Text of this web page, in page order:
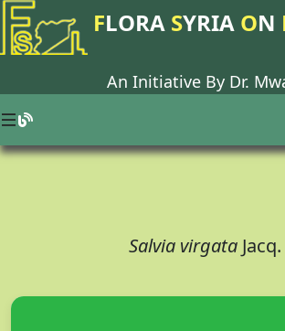
FLORA SYRIA ON
An Initiative By Dr.
Salvia virgata Jacq.